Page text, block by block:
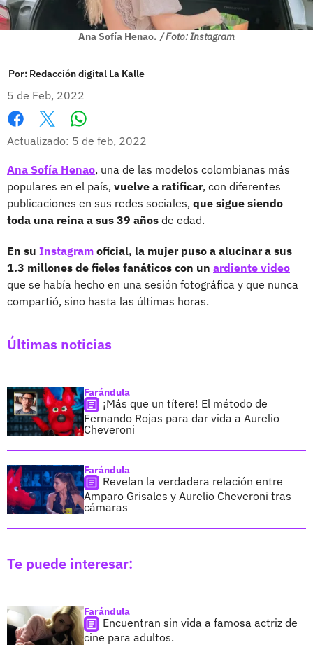
Ana Sofía Henao. / Foto: Instagram
Por: Redacción digital La Kalle
5 de Feb, 2022
Facebook
X
Actualizado: 5 de feb, 2022
Ana Sofía Henao, una de las modelos colombianas más
populares en el país, vuelve a ratificar, con diferentes
publicaciones en sus redes sociales, que sigue siendo
toda una reina a sus 39 años de edad.
En su Instagram oficial, la mujer puso a alucinar a sus
1.3 millones de fieles fanáticos con un ardiente video
que se había hecho en una sesión fotográfica y que nunca
compartió, sino hasta las últimas horas.
Últimas noticias
Farándula
¡Más que un títere! El método de
Fernando Rojas para dar vida a Aurelio
Cheveroni
Farándula
Revelan la verdadera relación entre
Amparo Grisales y Aurelio Cheveroni tras
cámaras
Te puede interesar:
Farándula
Encuentran sin vida a famosa actriz de
cine para adultos.